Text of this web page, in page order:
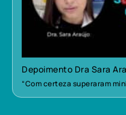
Depoimento Dra Sara
“Com certeza superaram